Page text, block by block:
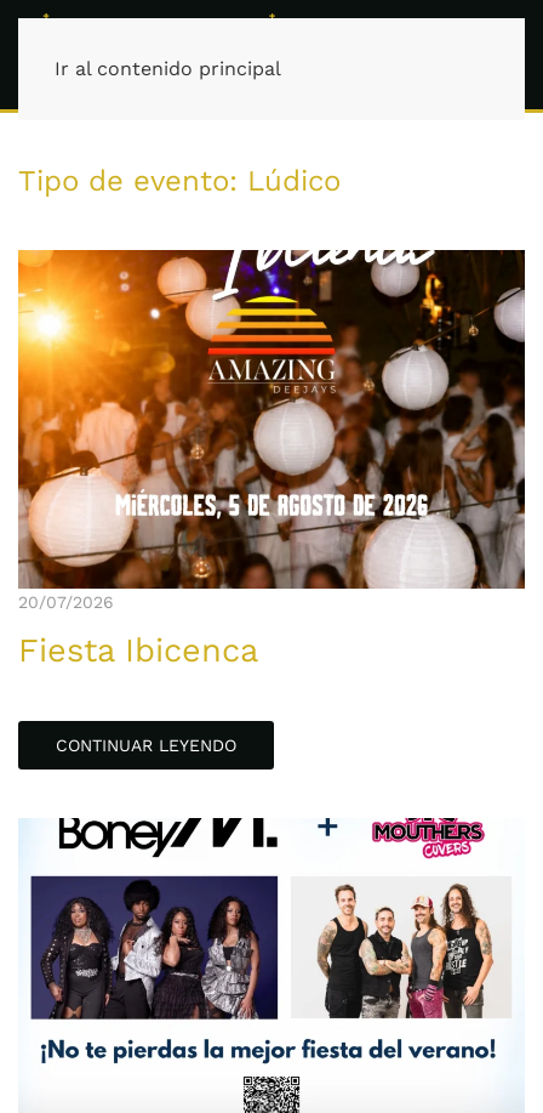
Ir al contenido principal
Tipo de evento: Lúdico
20/07/2026
Fiesta Ibicenca
CONTINUAR LEYENDO